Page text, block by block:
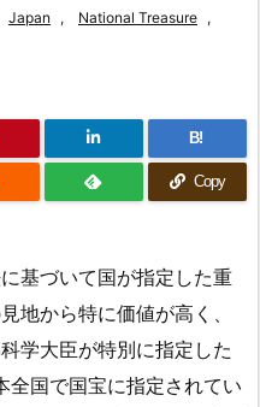
Japan , National Treasure ,
B!
Copy
基づいて国が指定した重
地から特に価値が高く、
学大臣が特別に指定した
国で国宝に指定されてい